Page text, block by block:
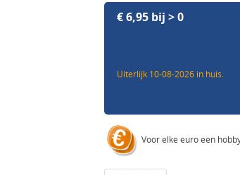
€ 6,95 bij > 0
Uiterlijk 10-08-2026 in huis.
Voor elke euro een